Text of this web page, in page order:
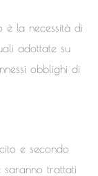
è la necessità di
adottate su
obblighi di
e secondo
trattati